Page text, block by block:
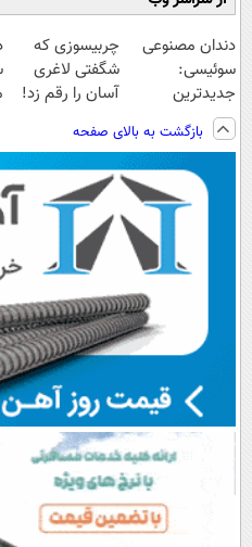
دندان مصنوعی
سوئیسی:
جدیدترین
فناوری اروپا،
سبک و مقاوم |
پرداخت قسطی
چربیسوزی که
شگفتی لاغری
آسان را رقم زد!
بازگشت به بالای صفحه